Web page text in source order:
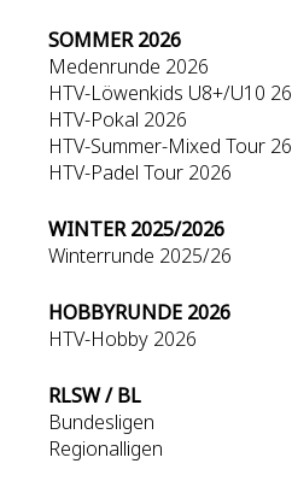
SOMMER 2026
Medenrunde 2026
HTV-Löwenkids U8+/U10 26
HTV-Pokal 2026
HTV-Summer-Mixed Tour 26
HTV-Padel Tour 2026
WINTER 2025/2026
Winterrunde 2025/26
HOBBYRUNDE 2026
HTV-Hobby 2026
RLSW / BL
Bundesligen
Regionalligen